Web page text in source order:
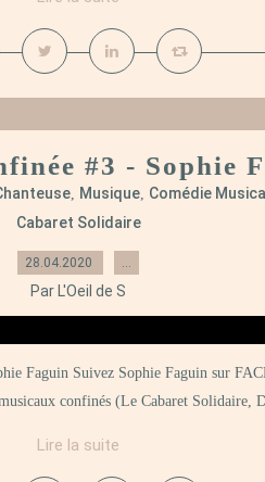
#3 - Sophie
, Musique, Comédie
Cabaret Solidaire
28.04.2020 …
Par L'Oeil de S
Faguin Suivez Sophie Faguin sur
confinés (Le Cabaret Solidaire,
Lire la suite